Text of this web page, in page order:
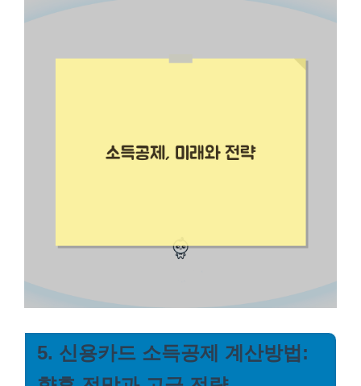
5. 신용카드 소득공제 계산방법: